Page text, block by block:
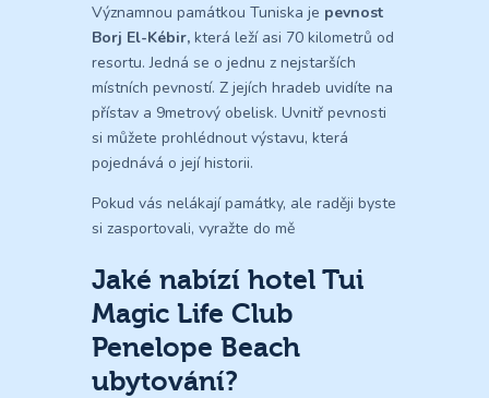
Významnou památkou Tuniska je pevnost
Borj El-Kébir, která leží asi 70 kilometrů od
resortu. Jedná se o jednu z nejstarších
místních pevností. Z jejích hradeb uvidíte na
přístav a 9metrový obelisk. Uvnitř pevnosti
si můžete prohlédnout výstavu, která
pojednává o její historii.
Pokud vás nelákají památky, ale raději byste
si zasportovali, vyražte do mě
Jaké nabízí hotel Tui
Magic Life Club
Penelope Beach
ubytování?